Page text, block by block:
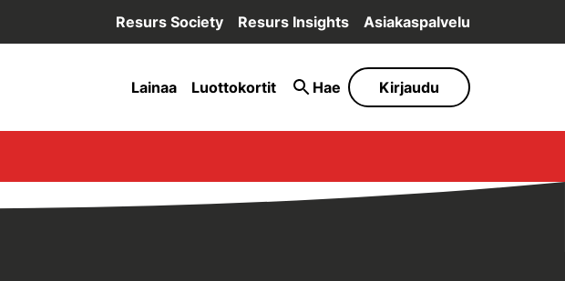
Resurs Society Resurs Insights Asiakaspalvelu
Lainaa Luottokortit Hae Kirjaudu